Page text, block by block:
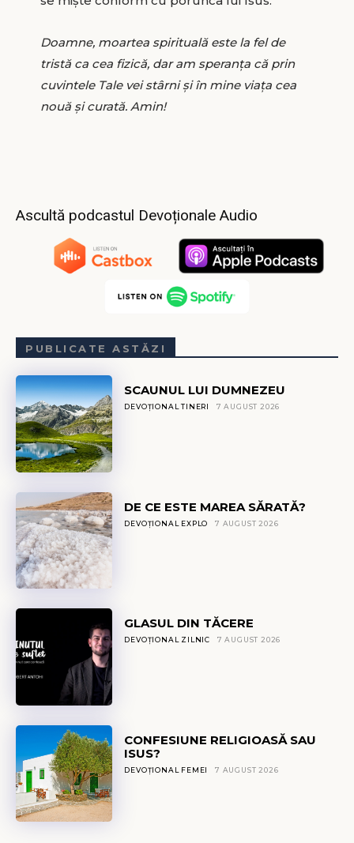
Doamne, moartea spirituală este la fel de
tristă ca cea fizică, dar am speranța că prin
cuvintele Tale vei stârni și în mine viața cea
nouă și curată. Amin!
Ascultă podcastul Devoționale Audio
PUBLICATE ASTĂZI
SCAUNUL LUI DUMNEZEU
DEVOȚIONAL TINERI 7 AUGUST 2026
DE CE ESTE MAREA SĂRATĂ?
DEVOȚIONAL EXPLO 7 AUGUST 2026
GLASUL DIN TĂCERE
DEVOȚIONAL ZILNIC 7 AUGUST 2026
CONFESIUNE RELIGIOASĂ SAU
ISUS?
DEVOȚIONAL FEMEI 7 AUGUST 2026